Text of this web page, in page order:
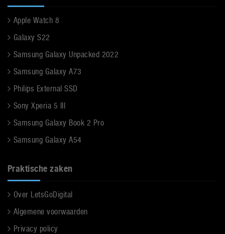
Apple Watch 8
Galaxy S22
Samsung Galaxy Unpacked 2022
Samsung Galaxy A73
Philips External SSD
Sony Xperia 5 III
Samsung Galaxy Book 2 Pro
Samsung Galaxy A54
Praktische zaken
Over LetsGoDigital
Algemene voorwaarden
Privacy policy